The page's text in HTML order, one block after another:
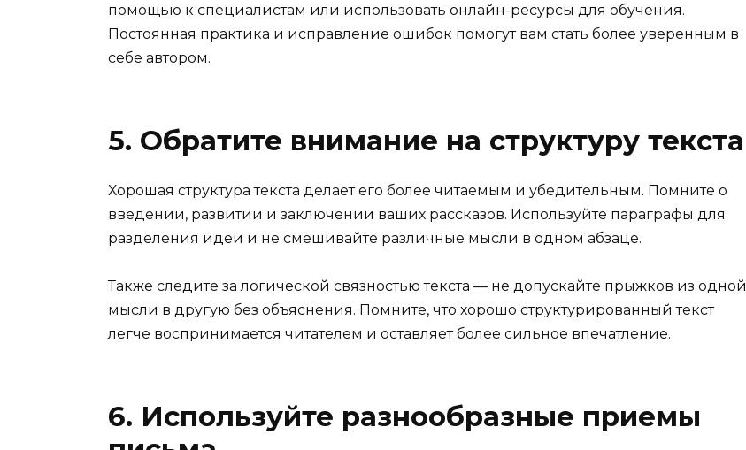
помощью к специалистам или использовать онлайн-ресурсы для обучения.
Постоянная практика и исправление ошибок помогут вам стать более уверенным в
себе автором.
5. Обратите внимание на структуру текста
Хорошая структура текста делает его более читаемым и убедительным. Помните о
введении, развитии и заключении ваших рассказов. Используйте параграфы для
разделения идеи и не смешивайте различные мысли в одном абзаце.
Также следите за логической связностью текста — не допускайте прыжков из одной
мысли в другую без объяснения. Помните, что хорошо структурированный текст
легче воспринимается читателем и оставляет более сильное впечатление.
6. Используйте разнообразные приемы